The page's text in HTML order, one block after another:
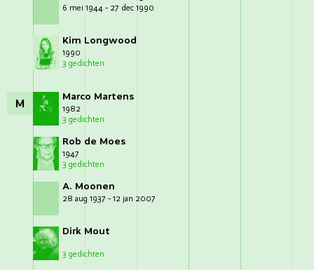
6 mei 1944 - 27 dec 1990
Kim Longwood
1990
3 gedichten
M Marco Martens
1982
3 gedichten
Rob de Moes
1947
3 gedichten
A. Moonen
28 aug 1937 - 12 jan 2007
Dirk Mout
3 gedichten